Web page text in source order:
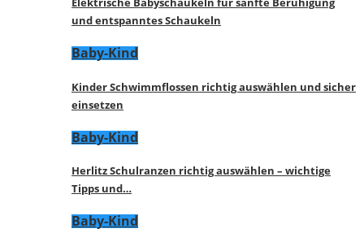
und entspanntes Schaukeln
Baby-Kind
Kinder Schwimmflossen richtig auswählen und sicher
einsetzen
Baby-Kind
Herlitz Schulranzen richtig auswählen – wichtige
Tipps und…
Baby-Kind